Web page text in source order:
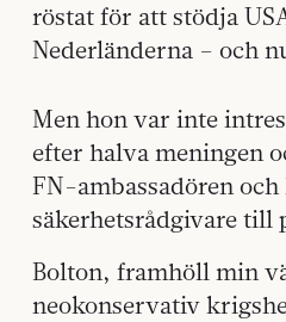
röstat för att stödja
Nederländerna – och
Men hon var inte
efter halva meningen
FN-ambassadören
säkerhetsrådgivare till
Bolton, framhöll min
neokonservativ